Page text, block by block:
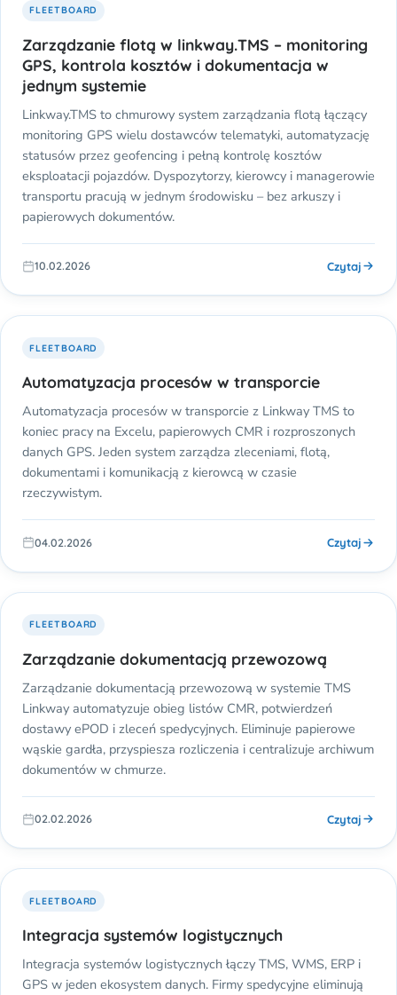
FLEETBOARD
Zarządzanie flotą w linkway.TMS – monitoring
GPS, kontrola kosztów i dokumentacja w
jednym systemie
Linkway.TMS to chmurowy system zarządzania flotą łączący
monitoring GPS wielu dostawców telematyki, automatyzację
statusów przez geofencing i pełną kontrolę kosztów
eksploatacji pojazdów. Dyspozytorzy, kierowcy i managerowie
transportu pracują w jednym środowisku – bez arkuszy i
papierowych dokumentów.
10.02.2026 Czytaj
FLEETBOARD
Automatyzacja procesów w transporcie
Automatyzacja procesów w transporcie z Linkway TMS to
koniec pracy na Excelu, papierowych CMR i rozproszonych
danych GPS. Jeden system zarządza zleceniami, flotą,
dokumentami i komunikacją z kierowcą w czasie
rzeczywistym.
04.02.2026 Czytaj
FLEETBOARD
Zarządzanie dokumentacją przewozową
Zarządzanie dokumentacją przewozową w systemie TMS
Linkway automatyzuje obieg listów CMR, potwierdzeń
dostawy ePOD i zleceń spedycyjnych. Eliminuje papierowe
wąskie gardła, przyspiesza rozliczenia i centralizuje archiwum
dokumentów w chmurze.
02.02.2026 Czytaj
FLEETBOARD
Integracja systemów logistycznych
Integracja systemów logistycznych łączy TMS, WMS, ERP i
GPS w jeden ekosystem danych. Firmy spedycyjne eliminują